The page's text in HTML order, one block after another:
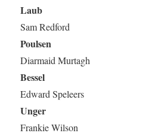
Laub
Sam Redford
Poulsen
Diarmaid Murtagh
Bessel
Edward Speleers
Unger
Frankie Wilson